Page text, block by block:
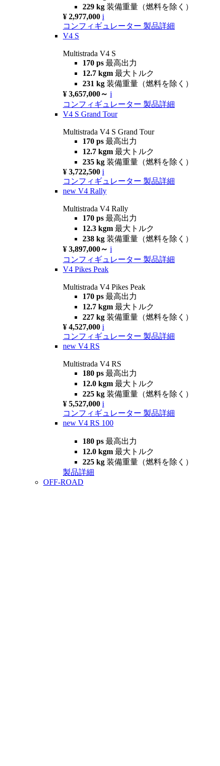
229 kg 装備重量（燃料を除く）
¥ 2,977,000 i
コンフィギュレーター 製品詳細
V4 S
Multistrada V4 S
170 ps 最高出力
12.7 kgm 最大トルク
231 kg 装備重量（燃料を除く）
¥ 3,657,000～ i
コンフィギュレーター 製品詳細
V4 S Grand Tour
Multistrada V4 S Grand Tour
170 ps 最高出力
12.7 kgm 最大トルク
235 kg 装備重量（燃料を除く）
¥ 3,722,500 i
コンフィギュレーター 製品詳細
new V4 Rally
Multistrada V4 Rally
170 ps 最高出力
12.3 kgm 最大トルク
238 kg 装備重量（燃料を除く）
¥ 3,897,000～ i
コンフィギュレーター 製品詳細
V4 Pikes Peak
Multistrada V4 Pikes Peak
170 ps 最高出力
12.7 kgm 最大トルク
227 kg 装備重量（燃料を除く）
¥ 4,527,000 i
コンフィギュレーター 製品詳細
new V4 RS
Multistrada V4 RS
180 ps 最高出力
12.0 kgm 最大トルク
225 kg 装備重量（燃料を除く）
¥ 5,527,000 i
コンフィギュレーター 製品詳細
new V4 RS 100
180 ps 最高出力
12.0 kgm 最大トルク
225 kg 装備重量（燃料を除く）
製品詳細
OFF-ROAD